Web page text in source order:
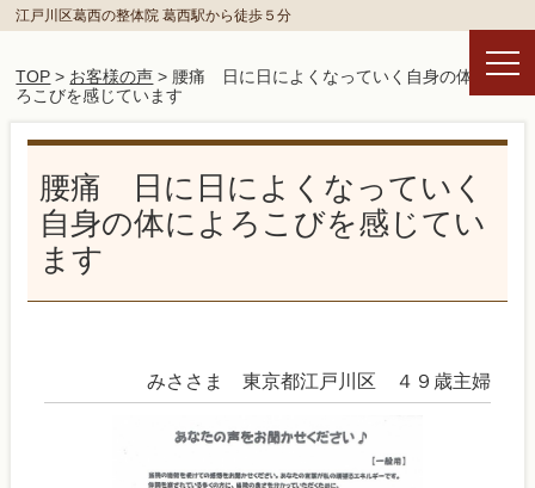
江戸川区葛西の整体院 葛西駅から徒歩５分
TOP > お客様の声 > 腰痛 日に日によくなっていく自身の体によ
ろこびを感じています
腰痛 日に日によくなっていく
自身の体によろこびを感じてい
ます
みささま 東京都江戸川区 ４９歳主婦